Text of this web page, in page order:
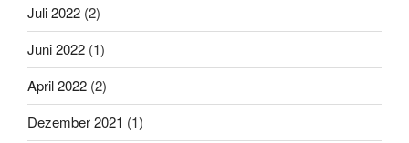
Juli 2022 (2)
Juni 2022 (1)
April 2022 (2)
Dezember 2021 (1)